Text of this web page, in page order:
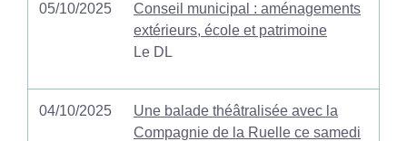
05/10/2025
Conseil municipal : aménagements
extérieurs, école et patrimoine
Le DL
04/10/2025
Une balade théâtralisée avec la
Compagnie de la Ruelle ce samedi